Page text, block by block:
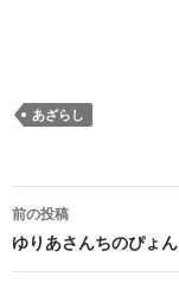
あざらし
前の投稿
ゆりあさんちのぴょん